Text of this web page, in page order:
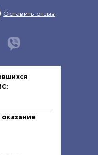
Оставить отзыв